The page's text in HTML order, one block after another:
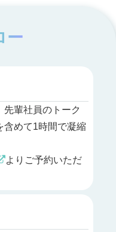
ー
輩社員のトーク
含めて1時間で凝縮
よりご予約いただ